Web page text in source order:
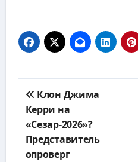
по
записям
Клон Джима
Керри на
«Сезар-2026»?
Представитель
опроверг